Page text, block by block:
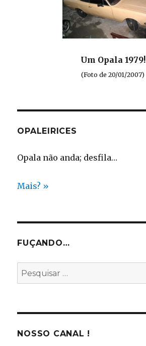
Um Opala 1979!
(Foto de 20/01/2007)
OPALEIRICES
Opala não anda; desfila…
Mais? »
FUÇANDO…
Pesquisar
por:
NOSSO CANAL !